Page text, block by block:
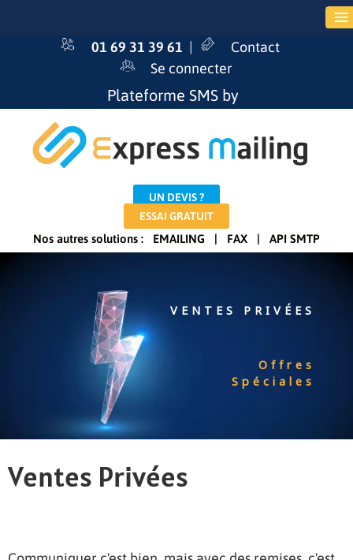
01 69 31 39 61 |
Contact
Se connecter
Plateforme SMS by
UN DEVIS ?
ESSAI GRATUIT
Nos autres solutions : EMAILING | FAX | API SMTP
VENTES PRIVÉES
Offres
Spéciales
Ventes Privées